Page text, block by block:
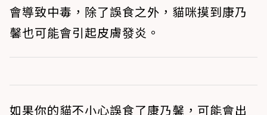
會導致中毒，除了誤食之外，貓咪摸到康乃
馨也可能會引起皮膚發炎。
如果你的貓不小心誤食了康乃馨，可能會出